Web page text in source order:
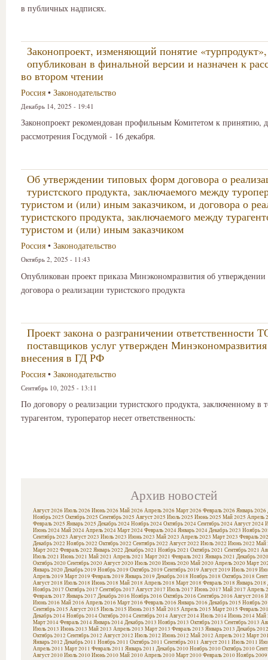
в публичных надписях.
Законопроект, изменяющий понятие «турпродукт»,
опубликован в финальной версии и назначен к
во втором чтении
Россия • Законодательство
Декабрь 14, 2025 - 19:41
Законопроект рекомендован профильным Комитетом к принятию,
рассмотрения Госдумой - 16 декабря.
Об утверждении типовых форм договора о
туристского продукта, заключаемого между
туристом и (или) иным заказчиком, и договора о
туристского продукта, заключаемого между
туристом и (или) иным заказчиком
Россия • Законодательство
Октябрь 2, 2025 - 11:43
Опубликован проект приказа Минэкономразвития об
договора о реализации туристского продукта
Проект закона о разграничении ответственности
поставщиков услуг утвержден
внесения в ГД РФ
Россия • Законодательство
Сентябрь 10, 2025 - 13:11
По договору о реализации туристского продукта, заключенному в
турагентом, туроператор несет ответственность:
Архив новостей
Август 2026 Июль 2026 Июнь 2026 Май 2026 Апрель 2026 Март 2026 Февраль 2026 Январь 2026
Ноябрь 2025 Октябрь 2025 Сентябрь 2025 Август 2025 Июль 2025 Июнь 2025 Май 2025 Апрель
Февраль 2025 Январь 2025 Декабрь 2024Ноябрь 2024Октябрь 2024Сентябрь 2024Август 2024
Июнь 2024Май 2024Апрель 2024Март 2024Февраль 2024Январь 2024Декабрь 2023 Ноябрь
Сентябрь 2023 Август 2023 Июль 2023 Июнь 2023 Май 2023 Апрель 2023 Март 2023 Февраль
Декабрь 2022 Ноябрь 2022 Октябрь 2022 Сентябрь 2022 Август 2022 Июль 2022 Июнь 2022 Май
Март 2022 Февраль 2022 Январь 2022 Декабрь 2021 Ноябрь 2021 Октябрь 2021 Сентябрь 2021
Июль 2021 Июнь 2021 Май 2021 Апрель 2021 Март 2021 Февраль 2021 Январь 2021 Декабрь 2020
Октябрь 2020Сентябрь 2020Август 2020Июль 2020Июнь 2020Май 2020Апрель 2020Март
Январь 2020Декабрь 2019 Ноябрь 2019 Октябрь 2019 Сентябрь 2019 Август 2019 Июль 2019
Апрель 2019 Март 2019 Февраль 2019 Январь 2019 Декабрь 2018 Ноябрь 2018 Октябрь 2018
Август 2018 Июль 2018 Июнь 2018 Май 2018 Апрель 2018 Март 2018 Февраль 2018 Январь 2018
Ноябрь 2017 Октябрь 2017 Сентябрь 2017 Август 2017 Июль 2017 Июнь 2017 Май 2017 Апрель
Февраль 2017 Январь 2017 Декабрь 2016 Ноябрь 2016 Октябрь 2016 Сентябрь 2016 Август 2016
Июнь 2016 Май 2016 Апрель 2016 Март 2016 Февраль 2016 Январь 2016 Декабрь 2015 Ноябрь
Сентябрь 2015 Август 2015 Июль 2015 Июнь 2015 Май 2015 Апрель 2015 Март 2015 Февраль
Декабрь 2014Ноябрь 2014Октябрь 2014Сентябрь 2014Август 2014Июль 2014Июнь 2014Май
Март 2014Февраль 2014Январь 2014Декабрь 2013 Ноябрь 2013 Октябрь 2013 Сентябрь 2013
Июль 2013 Июнь 2013 Май 2013 Апрель 2013 Март 2013 Февраль 2013 Январь 2013 Декабрь 2012
Октябрь 2012 Сентябрь 2012 Август 2012 Июль 2012 Июнь 2012 Май 2012 Апрель 2012 Март
Январь 2012 Декабрь 2011 Ноябрь 2011 Октябрь 2011 Сентябрь 2011 Август 2011 Июль 2011
Апрель 2011 Март 2011 Февраль 2011 Январь 2011 Декабрь 2010Ноябрь 2010Октябрь 2010
Август 2010Июль 2010Июнь 2010Май 2010Апрель 2010Март 2010Февраль 2010Ноябрь 2009